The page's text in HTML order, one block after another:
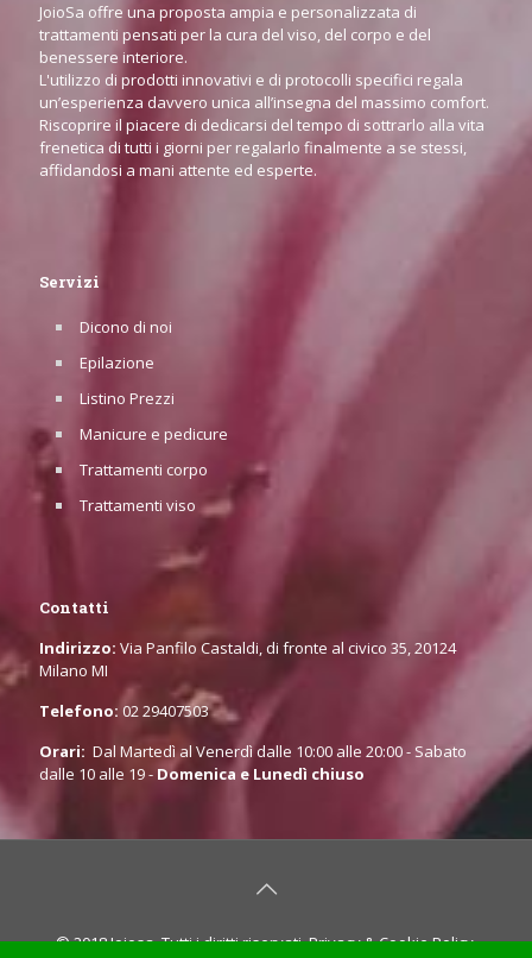
JoioSa offre una proposta ampia e personalizzata di
trattamenti pensati per la cura del viso, del corpo e del
benessere interiore.
L'utilizzo di prodotti innovativi e di protocolli specifici regala
un’esperienza davvero unica all’insegna del massimo comfort.
Riscoprire il piacere di dedicarsi del tempo di sottrarlo alla vita
frenetica di tutti i giorni per regalarlo finalmente a se stessi,
affidandosi a mani attente ed esperte.
Servizi
Dicono di noi
Epilazione
Listino Prezzi
Manicure e pedicure
Trattamenti corpo
Trattamenti viso
Contatti
Indirizzo: Via Panfilo Castaldi, di fronte al civico 35, 20124
Milano MI
Telefono: 02 29407503
Orari: Dal Martedì al Venerdì dalle 10:00 alle 20:00 - Sabato
dalle 10 alle 19 - Domenica e Lunedì chiuso
© 2018 Joiosa. Tutti i diritti riservati.Privacy & Cookie Policy.